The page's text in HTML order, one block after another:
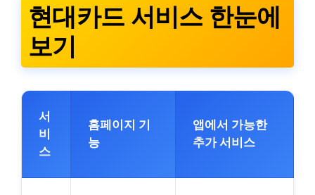
현대카드 서비스 한눈에
보기
서
비
스
홈페이지 기
능
앱에서 가능한
추가 서비스